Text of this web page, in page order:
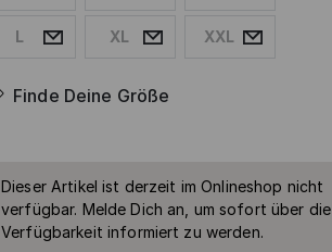
L XL XXL
Finde Deine Größe
Dieser Artikel ist derzeit im Onlineshop nicht
verfügbar. Melde Dich an, um sofort über die
Verfügbarkeit informiert zu werden.